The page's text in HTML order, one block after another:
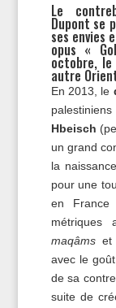
Le
Dupont se
ses envies
opus «
octobre,
autre
En 2013, le
palestiniens
Hbeisch
un grand
la
pour une
en
métriques
maqâmset
avec le
de sa
suite de